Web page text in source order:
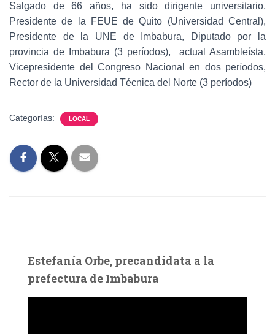
Salgado de 66 años, ha sido dirigente universitario,
Presidente de la FEUE de Quito (Universidad Central),
Presidente de la UNE de Imbabura, Diputado por la
provincia de Imbabura (3 períodos), actual Asambleísta,
Vicepresidente del Congreso Nacional en dos períodos,
Rector de la Universidad Técnica del Norte (3 períodos)
Categorías: LOCAL
Estefanía Orbe, precandidata a la
prefectura de Imbabura